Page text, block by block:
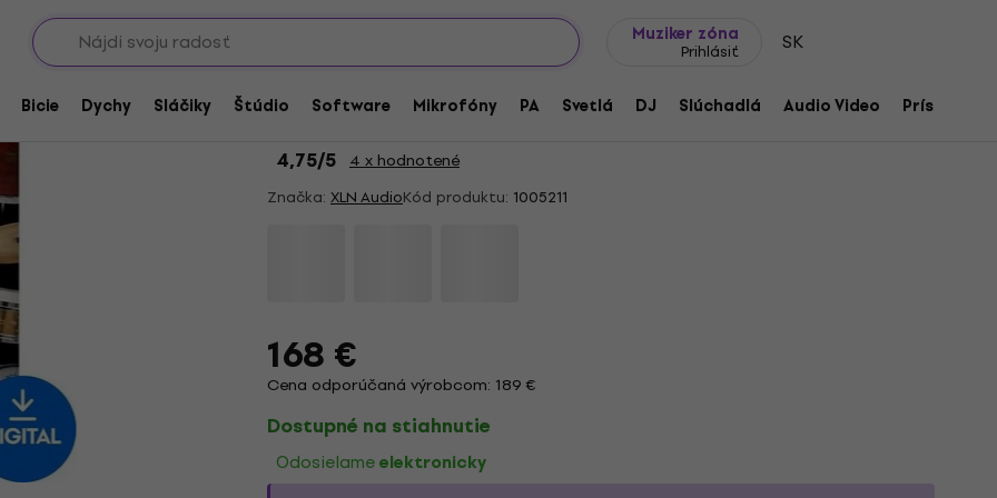
Muziker zóna
Prihlásiť SK
Bicie Dychy Sláčiky Štúdio Software Mikrofóny PA Svetlá DJ Slúchadlá Audio Video
HAPPY HOUR
XLN Audio Addictive Drums 2: Custom Collection (Digitálny
4,75/5 4 x hodnotené
Značka: XLN AudioKód produktu: 1005211
168 €
Cena odporúčaná výrobcom: 189 €
Dostupné na stiahnutie
Odosielameelektronicky